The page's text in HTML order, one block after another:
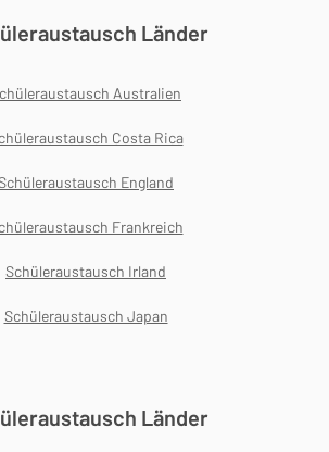
Länder
Australien
Costa Rica
England
Frankreich
Schüleraustausch Irland
Schüleraustausch Japan
Länder